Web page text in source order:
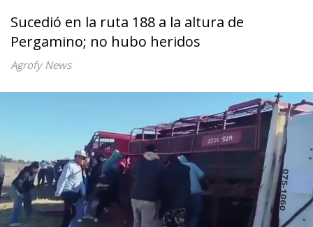
Sucedió en la ruta 188 a la altura de
Pergamino; no hubo heridos
Agrofy News